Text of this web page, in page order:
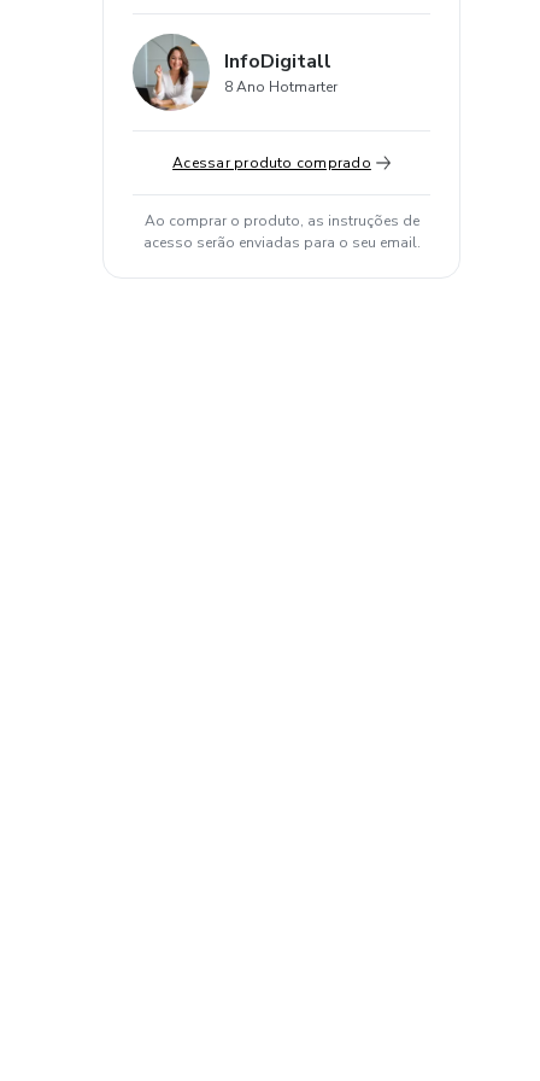
InfoDigitall
8 Ano Hotmarter
Acessar produto comprado
Ao comprar o produto, as instruções de
acesso serão enviadas para o seu email.